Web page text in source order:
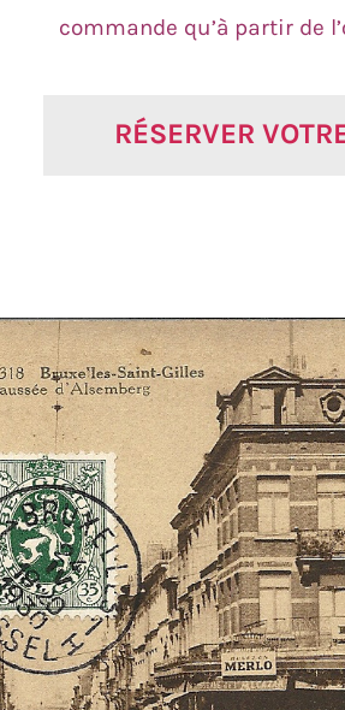
commande qu’à partir de
RÉSERVER